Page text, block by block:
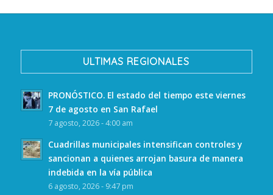
ULTIMAS REGIONALES
PRONÓSTICO. El estado del tiempo este viernes
7 de agosto en San Rafael
7 agosto, 2026 - 4:00 am
Cuadrillas municipales intensifican controles y
sancionan a quienes arrojan basura de manera
indebida en la vía pública
6 agosto, 2026 - 9:47 pm